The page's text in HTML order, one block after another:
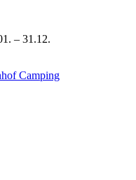
– 31.12.
Camping